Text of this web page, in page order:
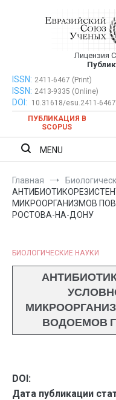
Лицензия
Евразийский Союз
ISSN: 2411-6467 (Print)
ISSN: 2413-9335 (Online)
DOI:
10.31618/esu.2411-
ПУБЛИКАЦИЯ В
SCOPUS
MENU
Главная
МИКРООРГАНИЗМОВ
РОСТОВА-НА-ДОНУ
БИОЛОГИЧЕСКИЕ НАУКИ
ВОДОЕМОВ
DOI:
Дата публикации